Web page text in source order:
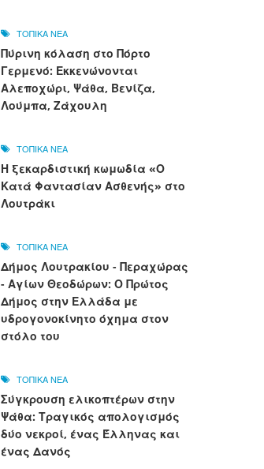
ΤΟΠΙΚΑ ΝΕΑ
Πύρινη κόλαση στο Πόρτο
Γερμενό: Εκκενώνονται
Αλεποχώρι, Ψάθα, Βενίζα,
Λούμπα, Ζάχουλη
ΤΟΠΙΚΑ ΝΕΑ
Η ξεκαρδιστική κωμωδία «Ο
Κατά Φαντασίαν Ασθενής» στο
Λουτράκι
ΤΟΠΙΚΑ ΝΕΑ
Δήμος Λουτρακίου - Περαχώρας
- Αγίων Θεοδώρων: Ο Πρώτος
Δήμος στην Ελλάδα με
υδρογονοκίνητο όχημα στον
στόλο του
ΤΟΠΙΚΑ ΝΕΑ
Σύγκρουση ελικοπτέρων στην
Ψάθα: Τραγικός απολογισμός
δύο νεκροί, ένας Έλληνας και
ένας Δανός